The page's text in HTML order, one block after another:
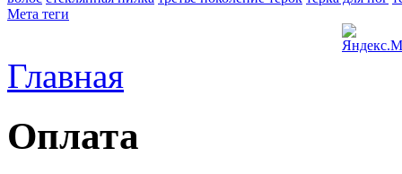
Мета теги
Главная
Оплата